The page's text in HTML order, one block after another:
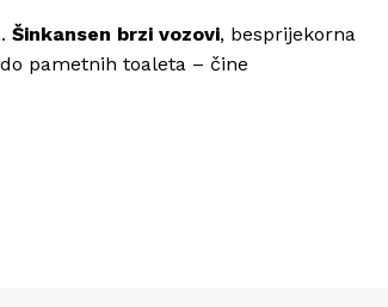
Šinkansen brzi vozovi, besprijekorna
pametnih toaleta – čine